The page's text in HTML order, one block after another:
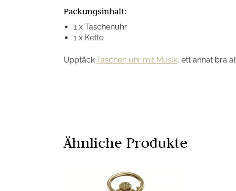
Packungsinhalt:
1 x Taschenuhr
1 x Kette
Upptäck Taschen uhr mit Musik, ett annat bra
Ähnliche Produkte